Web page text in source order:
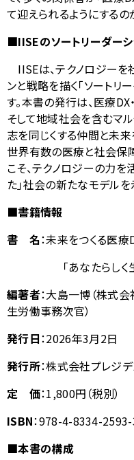
て迎えられるようにするの
■IISEのソートリーダーシ
IISEは、テクノロジー
ンと戦略を描く「ソートリ
す。本書の発行は、医療DX・
そして地域社会を含むマ
志を同じくする仲間と未
世界有数の医療と社会保
こそ、テクノロジーの力を
た」社会の新たなモデルを
■書籍情報
書 名：未来をつくる医療
「あなたらしく生き
編著者：大島一博（株式
生労働事務次官）
発行日：2026年3月2日
発行所：株式会社プレジデ
定 価：1,800円（税別）
ISBN：978-4-8334-
■本書の構成